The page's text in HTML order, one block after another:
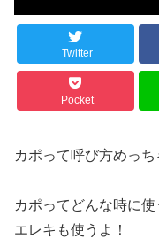
Twitter
Pocket
カポって呼び方めっち
カポってどんな時に
エレキも使うよ！